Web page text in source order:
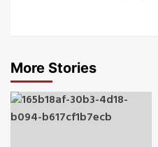
More Stories